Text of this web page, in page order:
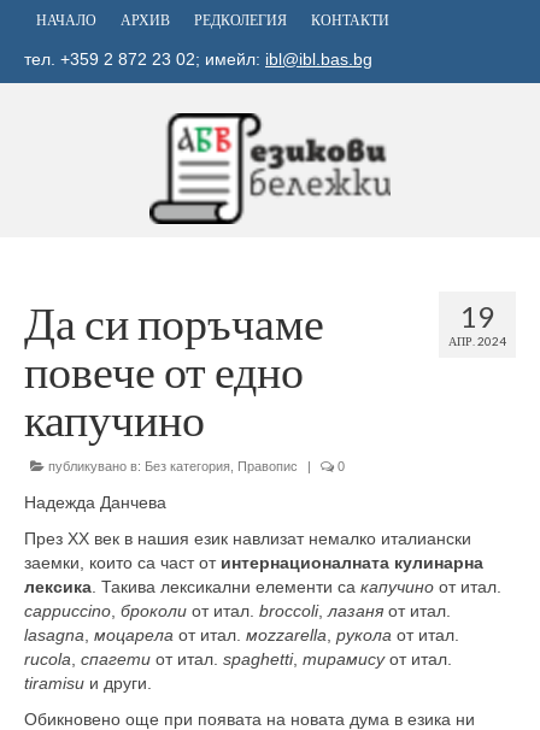
НАЧАЛО АРХИВ РЕДКОЛЕГИЯ КОНТАКТИ
тел. +359 2 872 23 02; имейл: ibl@ibl.bas.bg
19
АПР. 2024
Да си поръчаме
повече от едно
капучино
публикувано в: Без категория Правопис | 0
Надежда Данчева
През XX век в нашия език навлизат немалко италиански
заемки, които са част от интернационалната кулинарна
лексика . Такива лексикални елементи са капучино от итал.
cappuccino броколи от итал. broccoli, лазаня от итал.
lasagna моцарела от итал. мozzarella рукола от итал.
rucola спагети от итал. spaghetti, тирамисуот итал.
tiramisu и други.
Обикновено още при появата на новата дума в езика ни